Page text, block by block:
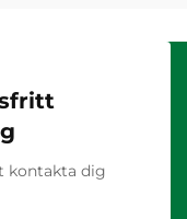
kontakta dig